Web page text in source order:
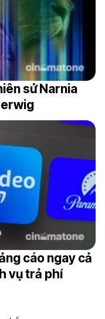
sử Narnia
cáo ngay cả
vụ trả phí